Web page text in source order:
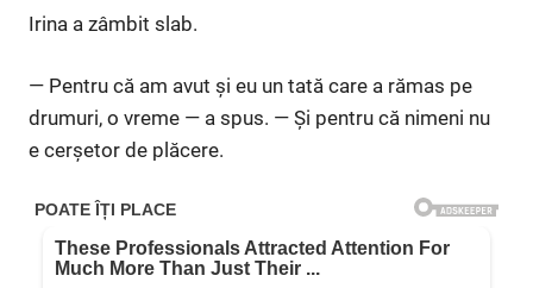
Irina a zâmbit slab.
— Pentru că am avut și eu un tată care a rămas pe
drumuri, o vreme — a spus. — Și pentru că nimeni nu
e cerșetor de plăcere.